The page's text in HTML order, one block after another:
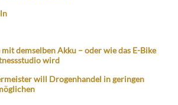
demselben Akku – oder wie das E-Bike
wird
will Drogenhandel in geringen